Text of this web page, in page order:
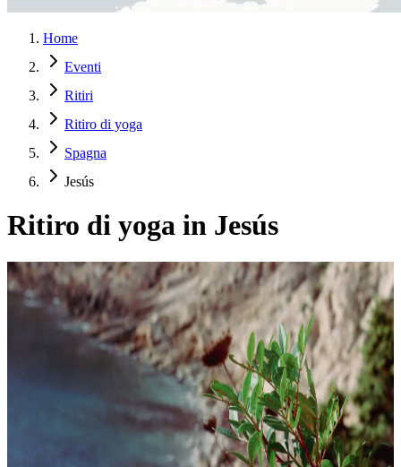
Home
Eventi
Ritiri
Ritiro di yoga
Spagna
Jesús
Ritiro di yoga in Jesús
Mix & meet ritiro di mezza giornata Ibiza
Concediti una mattinata speciale, pensata solo per te: un vero spazio
di me-time. Rallenta, ascolta ciò che si muove nel corpo e nella
mente, lascia andare con delicatezza ciò che porti con te e ritro...